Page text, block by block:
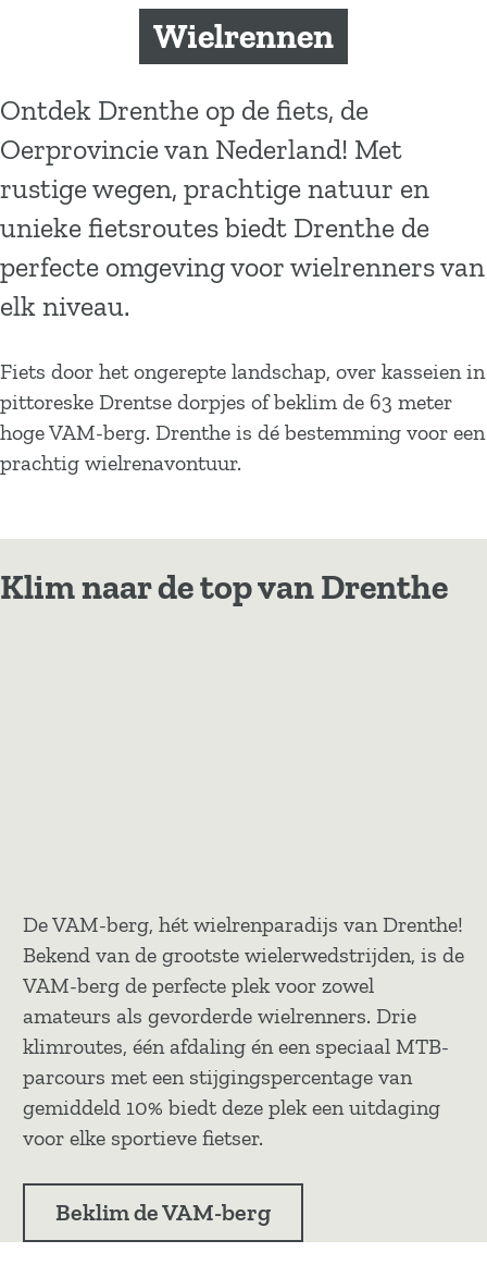
Wielrennen
Ontdek Drenthe op de fiets, de
Oerprovincie van Nederland! Met
rustige wegen, prachtige natuur en
unieke fietsroutes biedt Drenthe de
perfecte omgeving voor wielrenners van
elk niveau.
Fiets door het ongerepte landschap, over kasseien in
pittoreske Drentse dorpjes of beklim de 63 meter
hoge VAM-berg. Drenthe is dé bestemming voor een
prachtig wielrenavontuur.
Klim naar de top van Drenthe
De VAM-berg, hét wielrenparadijs van Drenthe!
Bekend van de grootste wielerwedstrijden, is de
VAM-berg de perfecte plek voor zowel
amateurs als gevorderde wielrenners. Drie
klimroutes, één afdaling én een speciaal MTB-
parcours met een stijgingspercentage van
gemiddeld 10% biedt deze plek een uitdaging
voor elke sportieve fietser.
Beklim de VAM-berg